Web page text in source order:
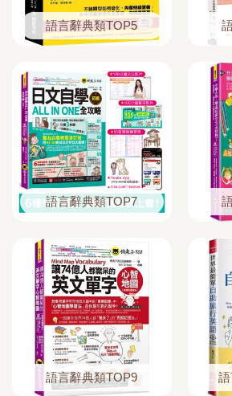
語言辭典類TOP5
語言辭典類TOP7
語言辭典類TOP9